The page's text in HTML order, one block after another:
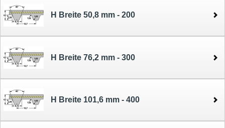
H Breite 50,8 mm - 200
H Breite 76,2 mm - 300
H Breite 101,6 mm - 400